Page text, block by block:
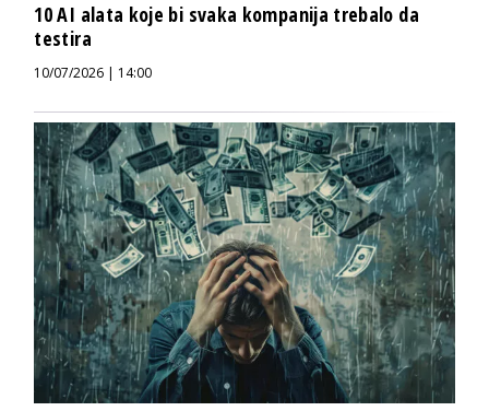
10 AI alata koje bi svaka kompanija trebalo da
testira
10/07/2026 | 14:00